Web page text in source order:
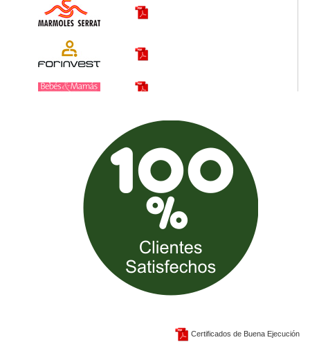
Certificados de Buena Ejecución